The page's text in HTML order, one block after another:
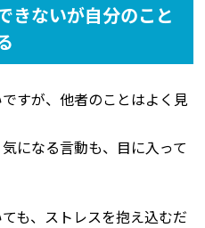
きないが自分のこと
すが、他者のことはよく見
になる言動も、目に入って
も、ストレスを抱え込むだ